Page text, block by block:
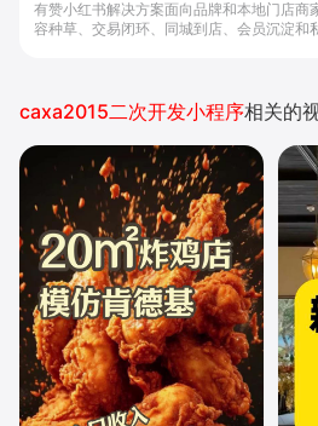
化工具 - 做生意, 找有赞
有赞小红书解决方案面向品牌和本地门店商
容种草、交易闭环、同城到店、会员沉淀和
caxa2015二次开发小程序相关的